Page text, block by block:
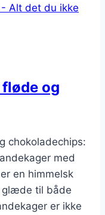
og
chokoladechips:
med
en himmelsk
glæde til både
er ikke